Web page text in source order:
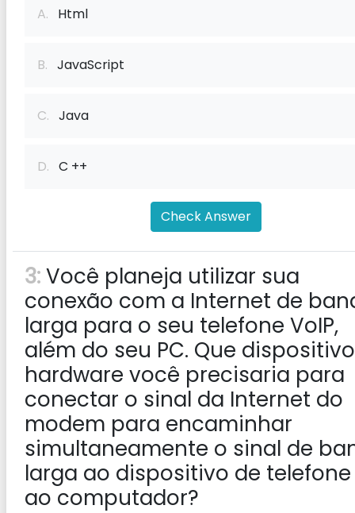
A. Html
B. JavaScript
C. Java
D. C ++
Check Answer
3:Você planeja utilizar sua
conexão com a Internet de
larga para o seu telefone VoIP,
além do seu PC. Que
hardware você precisaria para
conectar o sinal da Internet do
modem para encaminhar
simultaneamente o sinal de
larga ao dispositivo de
ao computador?